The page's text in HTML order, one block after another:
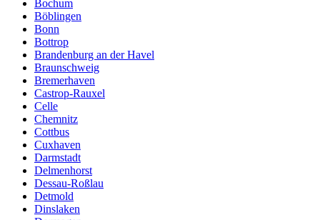
Bochum
Böblingen
Bonn
Bottrop
Brandenburg an der Havel
Braunschweig
Bremerhaven
Castrop-Rauxel
Celle
Chemnitz
Cottbus
Cuxhaven
Darmstadt
Delmenhorst
Dessau-Roßlau
Detmold
Dinslaken